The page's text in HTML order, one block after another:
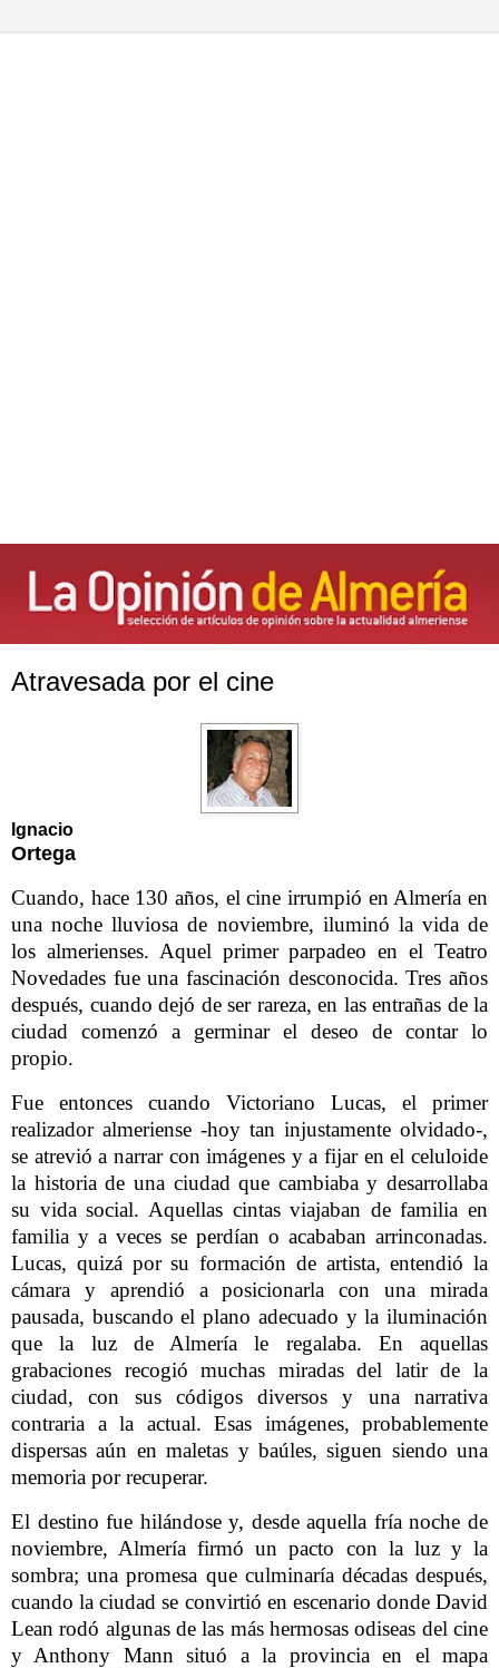
Atravesada por el cine
Ignacio
Ortega
Cuando, hace 130 años, el cine irrumpió en Almería en
una noche lluviosa de noviembre, iluminó la vida de
los almerienses. Aquel primer parpadeo en el Teatro
Novedades fue una fascinación desconocida. Tres años
después, cuando dejó de ser rareza, en las entrañas de la
ciudad comenzó a germinar el deseo de contar lo
propio.
Fue entonces cuando Victoriano Lucas, el primer
realizador almeriense -hoy tan injustamente olvidado-,
se atrevió a narrar con imágenes y a fijar en el celuloide
la historia de una ciudad que cambiaba y desarrollaba
su vida social. Aquellas cintas viajaban de familia en
familia y a veces se perdían o acababan arrinconadas.
Lucas, quizá por su formación de artista, entendió la
cámara y aprendió a posicionarla con una mirada
pausada, buscando el plano adecuado y la iluminación
que la luz de Almería le regalaba. En aquellas
grabaciones recogió muchas miradas del latir de la
ciudad, con sus códigos diversos y una narrativa
contraria a la actual. Esas imágenes, probablemente
dispersas aún en maletas y baúles, siguen siendo una
memoria por recuperar.
El destino fue hilándose y, desde aquella fría noche de
noviembre, Almería firmó un pacto con la luz y la
sombra; una promesa que culminaría décadas después,
cuando la ciudad se convirtió en escenario donde David
Lean rodó algunas de las más hermosas odiseas del cine
y Anthony Mann situó a la provincia en el mapa